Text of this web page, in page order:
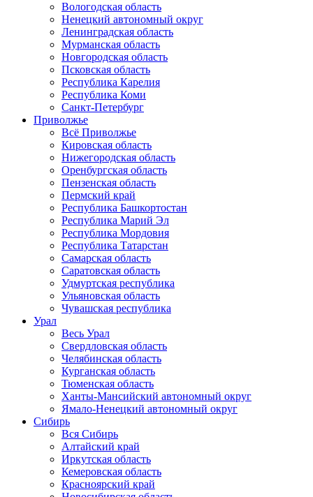
Вологодская область
Ненецкий автономный округ
Ленинградская область
Мурманская область
Новгородская область
Псковская область
Республика Карелия
Республика Коми
Санкт-Петербург
Приволжье
Всё Приволжье
Кировская область
Нижегородская область
Оренбургская область
Пензенская область
Пермский край
Республика Башкортостан
Республика Марий Эл
Республика Мордовия
Республика Татарстан
Самарская область
Саратовская область
Удмуртская республика
Ульяновская область
Чувашская республика
Урал
Весь Урал
Свердловская область
Челябинская область
Курганская область
Тюменская область
Ханты-Мансийский автономный округ
Ямало-Ненецкий автономный округ
Сибирь
Вся Сибирь
Алтайский край
Иркутская область
Кемеровская область
Красноярский край